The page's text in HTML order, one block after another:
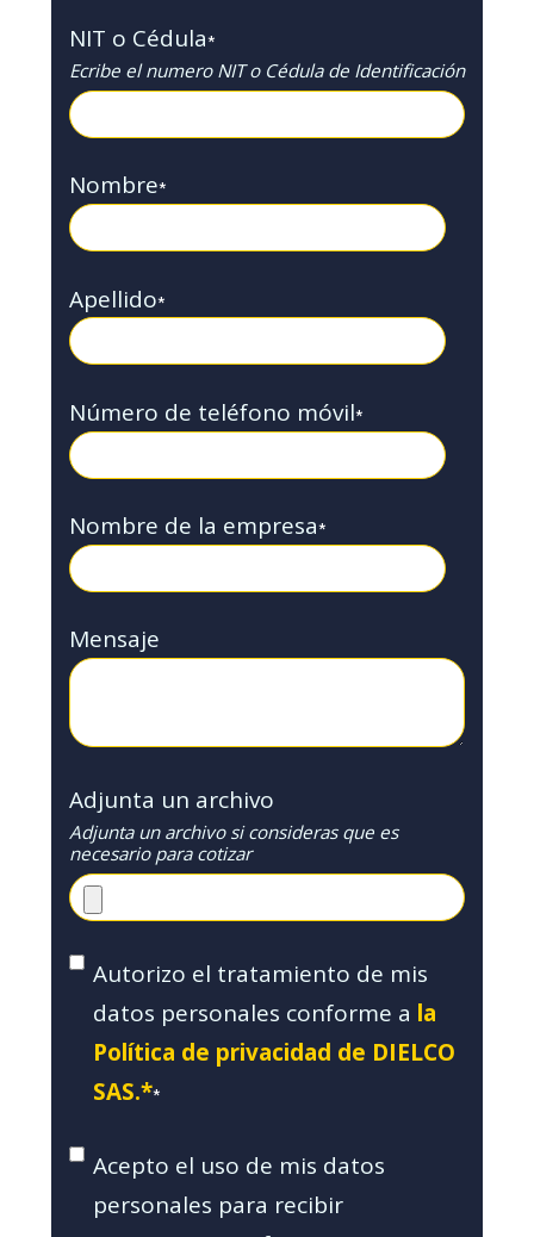
NIT o Cédula*
Ecribe el numero NIT o Cédula de Identificación
Nombre*
Apellido*
Número de teléfono móvil*
Nombre de la empresa*
Mensaje
Adjunta un archivo
Adjunta un archivo si consideras que es
necesario para cotizar
Autorizo el tratamiento de mis
datos personales conforme a la
Política de privacidad de DIELCO
SAS.**
Acepto el uso de mis datos
personales para recibir